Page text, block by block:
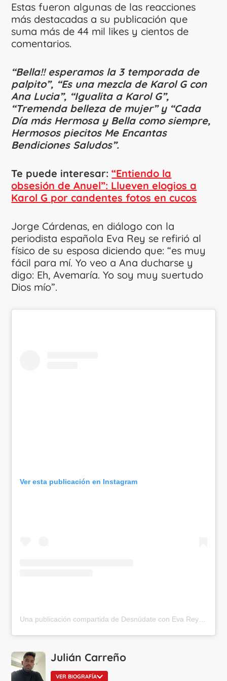
Estas fueron algunas de las reacciones
más destacadas a su publicación que
suma más de 44 mil likes y cientos de
comentarios.
“Bella!! esperamos la 3 temporada de
palpito”, “Es una mezcla de Karol G con
Ana Lucia”, “Igualita a Karol G”,
“Tremenda belleza de mujer” y “Cada
Día más Hermosa y Bella como siempre,
Hermosos piecitos Me Encantas
Bendiciones Saludos”.
Te puede interesar:“Entiendo la
obsesión de Anuel”: Llueven elogios a
Karol G por candentes fotos en cucos
Jorge Cárdenas, en diálogo con la
periodista española Eva Rey se refirió al
físico de su esposa diciendo que: “es muy
fácil para mí. Yo veo a Ana ducharse y
digo: Eh, Avemaría. Yo soy muy suertudo
Dios mío”.
Ver esta publicación en Instagram
Julián Carreño
VER BIOGRAFÍA